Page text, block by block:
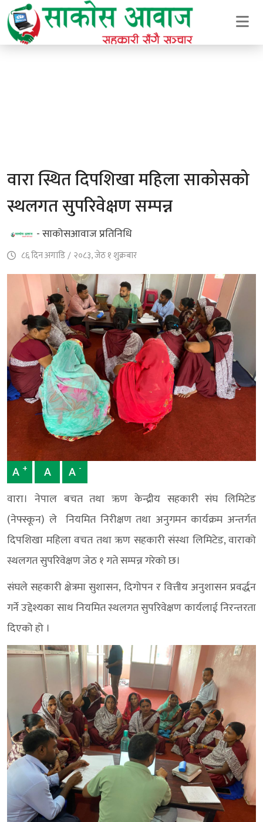
वारा स्थित दिपशिखा महिला साकोसको
स्थलगत सुपरिवेक्षण सम्पन्न
- साकोसआवाज प्रतिनिधि
८६ दिन अगाडि/ २०८३, जेठ १ शुक्रबार
A + A A -
वारा। नेपाल बचत तथा ऋण केन्द्रीय सहकारी संघ लिमिटेड
(नेफ्स्कून) ले नियमित निरीक्षण तथा अनुगमन कार्यक्रम अन्तर्गत
दिपशिखा महिला वचत तथा ऋण सहकारी संस्था लिमिटेड, वाराको
स्थलगत सुपरिवेक्षण जेठ १ गते सम्पन्न गरेको छ।
संघले सहकारी क्षेत्रमा सुशासन, दिगोपन र वित्तीय अनुशासन प्रवर्द्धन
गर्ने उद्देश्यका साथ नियमित स्थलगत सुपरिवेक्षण कार्यलाई निरन्तरता
दिएको हो ।